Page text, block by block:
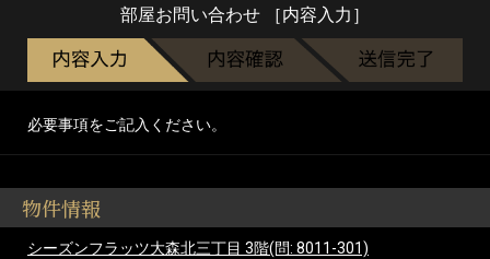
部屋お問い合わせ ［内容入力］
必要事項をご記入ください。
物件情報
シーズンフラッツ大森北三丁目 3階(問: 8011-301)